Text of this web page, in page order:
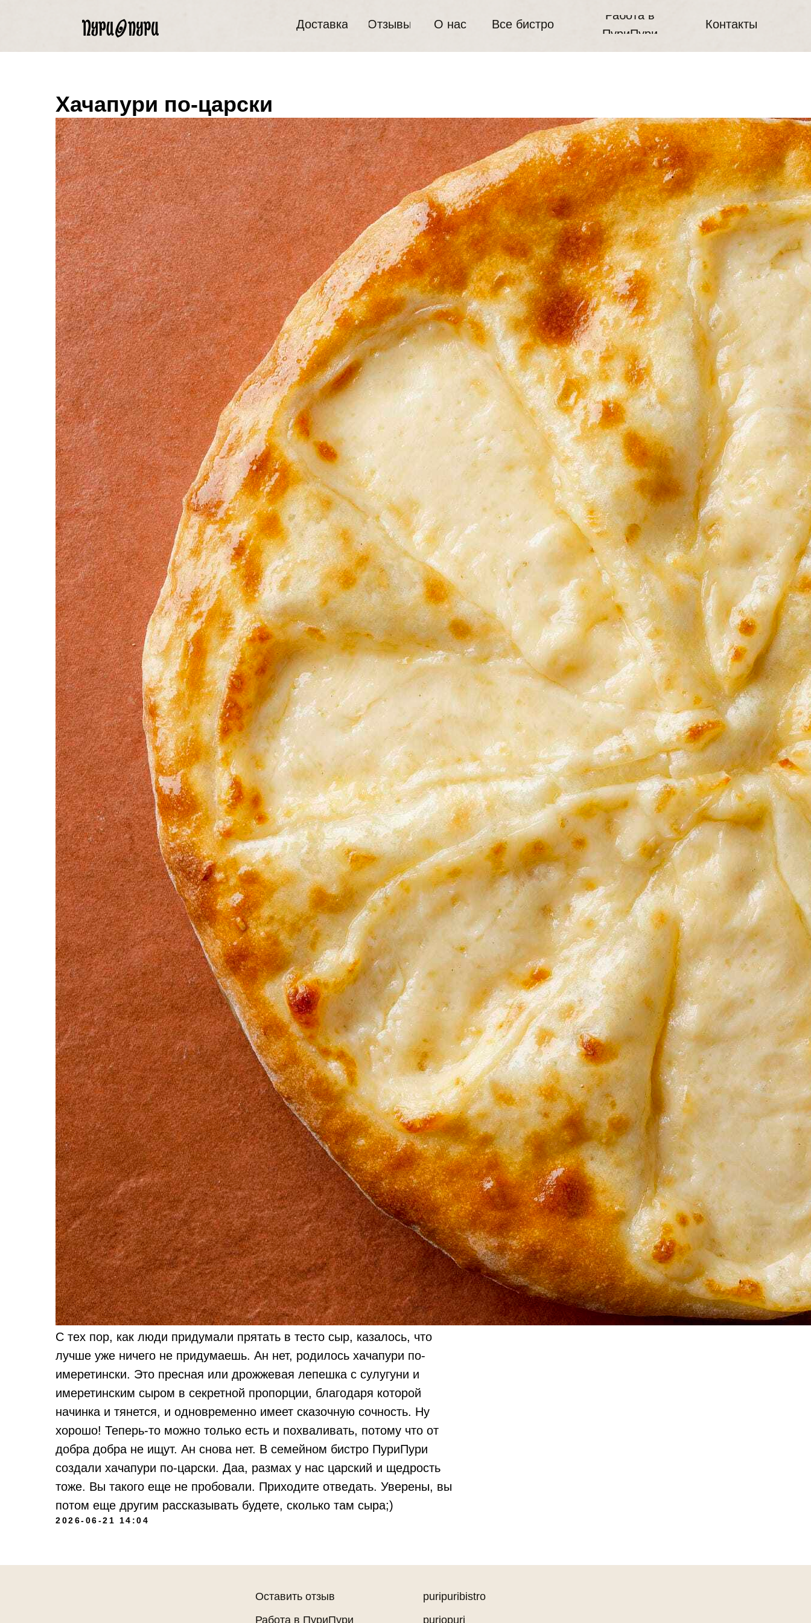
Доставка О нас Все бистро
Отзывы
Работа в
ПуриПури
Контакты
Хачапури по-царски
С тех пор, как люди придумали прятать в тесто сыр, казалось, что
лучше уже ничего не придумаешь. Ан нет, родилось хачапури по-
имеретински. Это пресная или дрожжевая лепешка с сулугуни и
имеретинским сыром в секретной пропорции, благодаря которой
начинка и тянется, и одновременно имеет сказочную сочность. Ну
хорошо! Теперь-то можно только есть и похваливать, потому что от
добра добра не ищут. Ан снова нет. В семейном бистро ПуриПури
создали хачапури по-царски. Даа, размах у нас царский и щедрость
тоже. Вы такого еще не пробовали. Приходите отведать. Уверены, вы
потом еще другим рассказывать будете, сколько там сыра;)
2026-06-21 14:04
Оставить отзыв
Работа в ПуриПури
puripuribistro
puriopuri